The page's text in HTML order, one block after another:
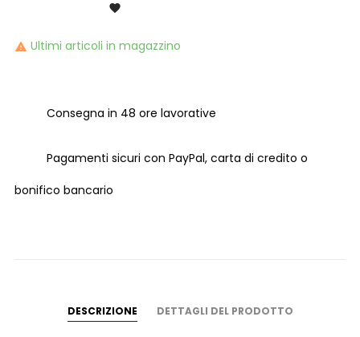

 Ultimi articoli in magazzino
Consegna in 48 ore lavorative
Pagamenti sicuri con PayPal, carta di credito o
bonifico bancario
DESCRIZIONE DETTAGLI DEL PRODOTTO